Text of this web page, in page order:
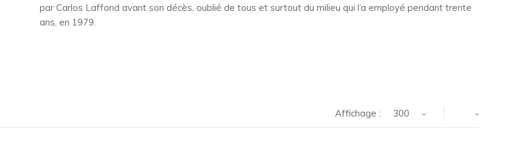
par Carlos Laffond avant son décès, oublié de tous et surtout du milieu qui l’a employé pendant trente
ans, en 1979.
Affichage : 300